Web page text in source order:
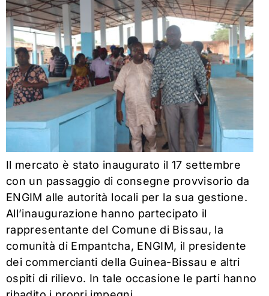
Il mercato è stato inaugurato il 17 settembre
con un passaggio di consegne provvisorio da
ENGIM alle autorità locali per la sua gestione.
All’inaugurazione hanno partecipato il
rappresentante del Comune di Bissau, la
comunità di Empantcha, ENGIM, il presidente
dei commercianti della Guinea-Bissau e altri
ospiti di rilievo. In tale occasione le parti hanno